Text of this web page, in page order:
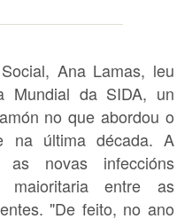
Ana Lamas, leu
Mundial da SIDA, un
no que abordou o
na última década. A
as novas infeccións
maioritaria entre as
"De feito, no ano